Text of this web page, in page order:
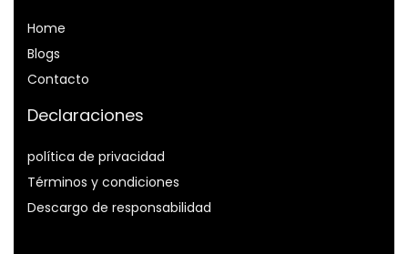
Home
Blogs
Contacto
Declaraciones
política de privacidad
Términos y condiciones
Descargo de responsabilidad